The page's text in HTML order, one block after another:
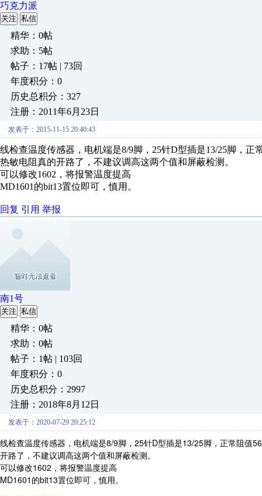
巧克力派
关注 私信
精华：0帖
求助：5帖
帖子：17帖 | 73回
年度积分：0
历史总积分：327
注册：2011年6月23日
发表于：2015-11-15 20:40:43
线检查温度传感器，电机端是8/9脚，25针D型插是13/25脚，正
热敏电阻真的开路了，不建议调高这两个值和屏蔽检测。
可以修改1602，将报警温度提高
MD1601的bit13置位即可，慎用。
回复 引用 举报
南1号
关注 私信
精华：0帖
求助：0帖
帖子：1帖 | 103回
年度积分：0
历史总积分：2997
注册：2018年8月12日
发表于：2020-07-29 20:25:12
线检查温度传感器，电机端是8/9脚，25针D型插是13/25脚，正常阻值
开路了，不建议调高这两个值和屏蔽检测。
可以修改1602，将报警温度提高
MD1601的bit13置位即可，慎用。